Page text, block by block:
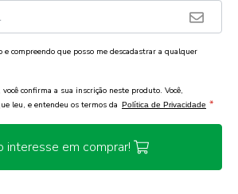
e compreendo que posso me descadastrar a qualquer
confirma a sua inscrição neste produto. Você,
leu, e entendeu os termos da Política de Privacidade *
interesse em comprar!